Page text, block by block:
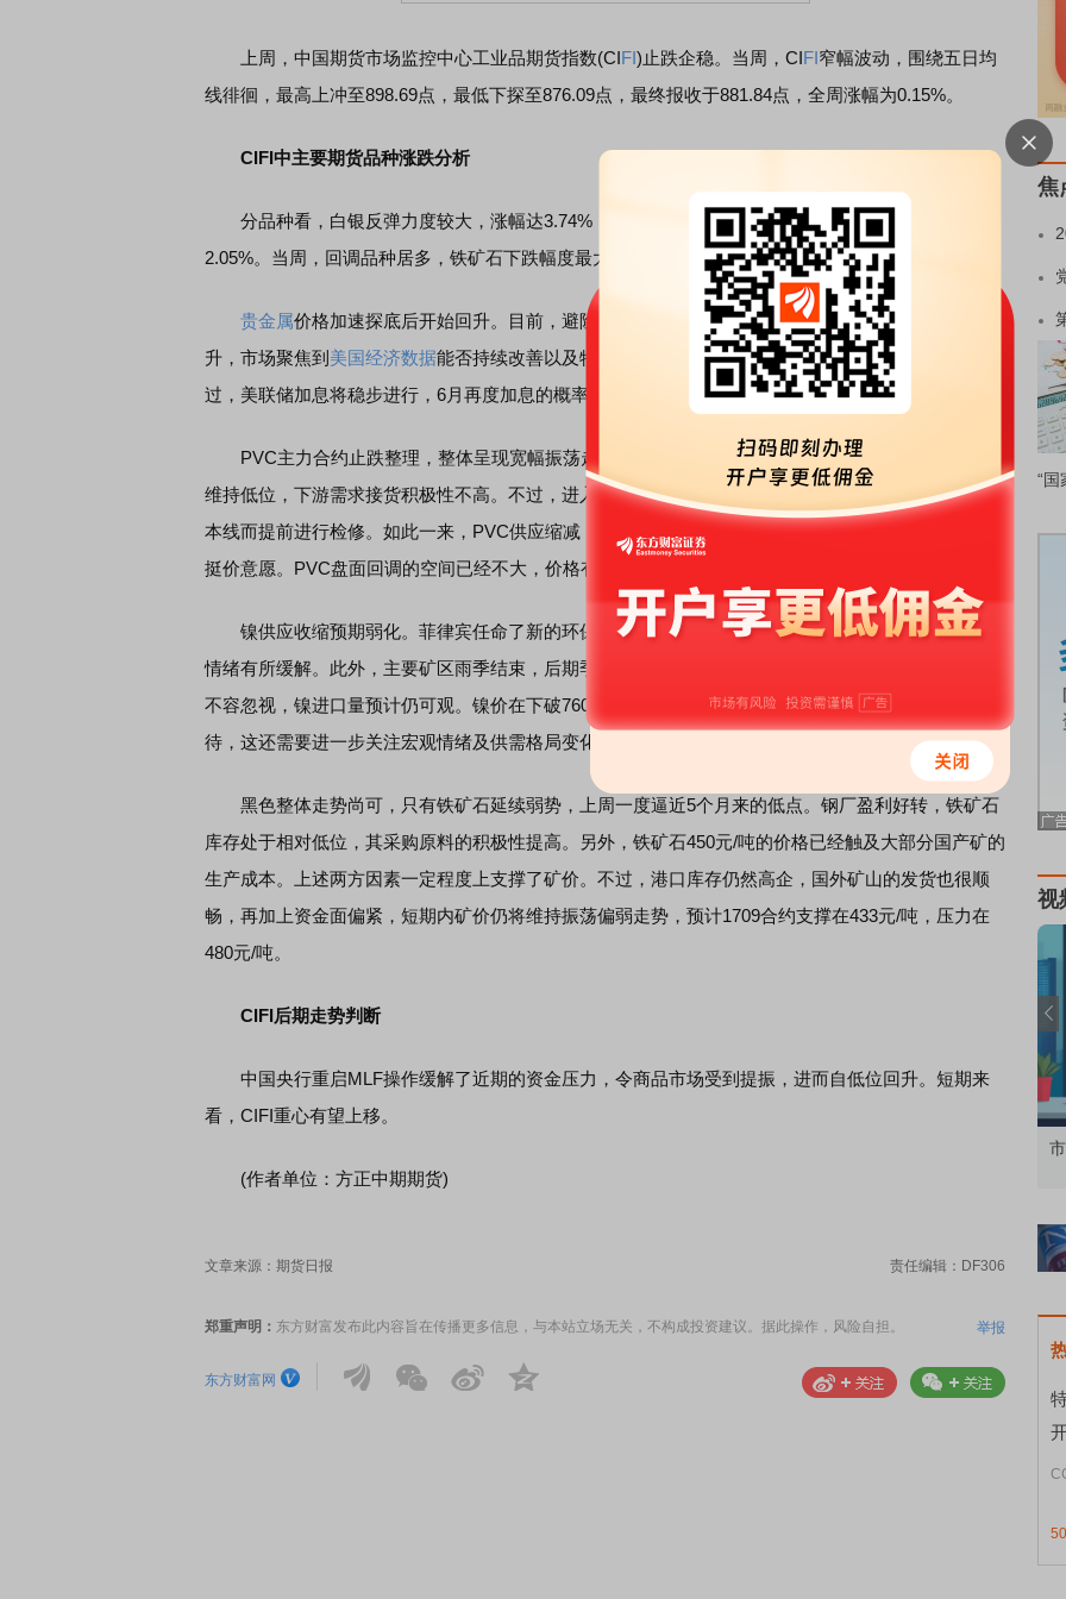
上周，中国期货市场监控中心工业品期货指数(CIFI)止跌企稳。当周，CIFI窄幅波动，围绕五日均
线徘徊，最高上冲至898.69点，最低下探至876.09点，最终报收于881.84点，全周涨幅为0.15%。
CIFI中主要期货品种涨跌分析
分品种看，白银反弹力度较大，涨幅达3.74%；PVC次之，上涨2.23%；镍紧随其后，上涨
2.05%。当周，回调品种居多，铁矿石下跌幅度最大，达3.64%。
贵金属价格加速探底后开始回升。目前，避险情绪再度升温，VIX指数在触碰到10年低点后开始上
升，市场聚焦到 美国经济数据能否持续改善以及特朗普上台后新政能否推动美国经济继续前行上。不
过，美联储加息将稳步进行，6月再度加息的概率持续攀升，对贵金属反弹形成压制。
PVC主力合约止跌整理，整体呈现宽幅振荡走势。受环保检查影响，河北及山东下游企业开工率
维持低位，下游需求接货积极性不高。不过，进入5月，停车检修的装置增加，个别企业因产品逼近成
本线而提前进行检修。如此一来，PVC供应缩减，提振业者信心。因库存压力不大，部分贸易商也有
挺价意愿。PVC盘面回调的空间已经不大，价格有望企稳。
镍供应收缩预期弱化。菲律宾任命了新的环保部长，其对矿业的态度较为缓和，市场的供应忧虑
情绪有所缓解。此外，主要矿区雨季结束，后期季节性出口回升料会显现。内外盘倒挂对进口的影响
不容忽视，镍进口量预计仍可观。镍价在下破76000元/吨后开始反弹，而对于反弹高度，应谨慎看
待，这还需要进一步关注宏观情绪及供需格局变化。
黑色整体走势尚可，只有铁矿石延续弱势，上周一度逼近5个月来的低点。钢厂盈利好转，铁矿石
库存处于相对低位，其采购原料的积极性提高。另外，铁矿石450元/吨的价格已经触及大部分国产矿的
生产成本。上述两方因素一定程度上支撑了矿价。不过，港口库存仍然高企，国外矿山的发货也很顺
畅，再加上资金面偏紧，短期内矿价仍将维持振荡偏弱走势，预计1709合约支撑在433元/吨，压力在
480元/吨。
CIFI后期走势判断
中国央行重启MLF操作缓解了近期的资金压力，令商品市场受到提振，进而自低位回升。短期来
看，CIFI重心有望上移。
(作者单位：方正中期期货)
文章来源：期货日报 责任编辑：DF306
郑重声明： 东方财富发布此内容旨在传播更多信息，与本站立场无关，不构成投资建议。据此操作，风险自担。 举报
东方财富网
焦
“国
视